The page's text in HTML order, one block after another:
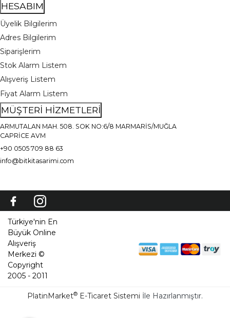
HESABIM
Üyelik Bilgilerim
Adres Bilgilerim
Siparişlerim
Stok Alarm Listem
Alışveriş Listem
Fiyat Alarm Listem
MÜŞTERİ HİZMETLERİ
ARMUTALAN MAH. 508. SOK NO:6/8 MARMARİS/MUĞLA
CAPRİCE AVM
+90 0505 709 88 63
info@bitkitasarimi.com
Türkiye'nin En
Büyük Online
Alışveriş
Merkezi ©
Copyright
2005 - 2011
PlatinMarket® E-Ticaret Sistemi İle Hazırlanmıştır.